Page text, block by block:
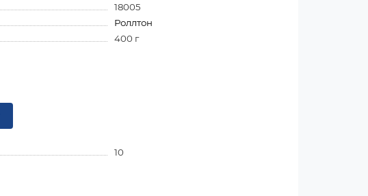
18005
Роллтон
400 г
10